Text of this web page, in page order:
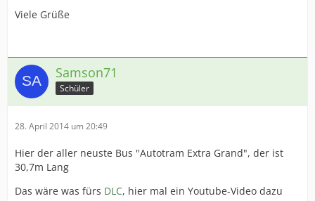
Viele Grüße
Samson71
Schüler
28. April 2014 um 20:49
Hier der aller neuste Bus "Autotram Extra Grand", der ist
30,7m Lang
Das wäre was fürs DLC, hier mal ein Youtube-Video dazu